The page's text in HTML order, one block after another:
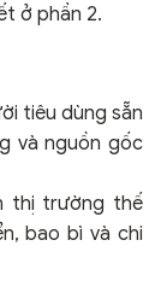
ở phần 2.
tiêu dùng sẵn
và nguồn gốc
thị trường thế
bao bì và chi